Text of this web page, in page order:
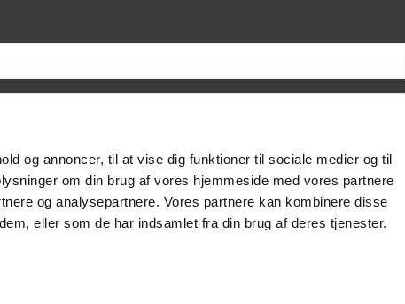
og annoncer, til at vise dig funktioner til sociale medier og til
om din brug af vores hjemmeside med vores partnere
og analysepartnere. Vores partnere kan kombinere disse
eller som de har indsamlet fra din brug af deres tjenester.
Du kan til enhver tid trække dit samtykket tilbage via afmeldingslinket i hver
Når du modtager vores nyhedsmail, indsamler vi oplysninger om dig via
vores nyhedsmail. Læs mere om behandlingen af dine personoplysninger og